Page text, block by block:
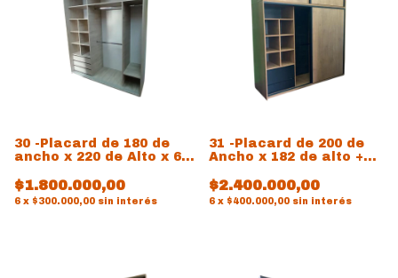
30 -Placard de 180 de
ancho x 220 de Alto x 60
$1.800.000,00
6 x $300.000,00 sin interés
31 -Placard de 200 de
Ancho x 182 de alto +
CAJON ESCONDIDO
$2.400.000,00
6 x $400.000,00 sin interés